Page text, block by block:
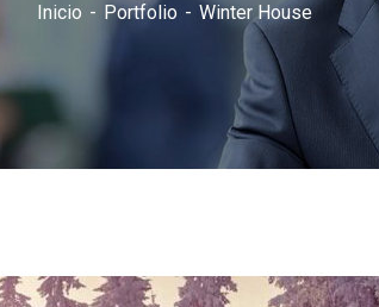
Inicio Portfolio Winter House